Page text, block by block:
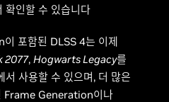
확인할 수 있습니다
포함된 DLSS 4는 이제
2077, Hogwarts Legacy를
서 사용할 수 있으며, 더 많은
Frame Generation이나